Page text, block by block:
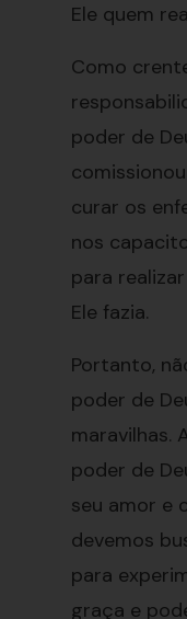
Ele quem
Como
poder de
curar os
nos
para
Ele fazia.
Portanto,
poder de
maravilhas.
poder de
seu amor e
devemos
para
graça e